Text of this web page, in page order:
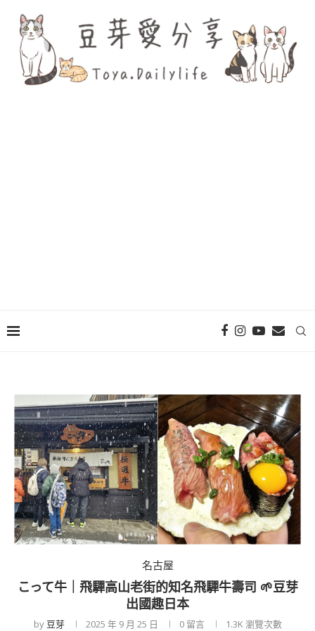
名古屋
こって牛｜飛驒高山老街的知名飛驒牛壽司 🌱豆芽
出國趣日本
by 豆芽 2025 年 9 月 25 日 0 留言 1.3K瀏覽次數